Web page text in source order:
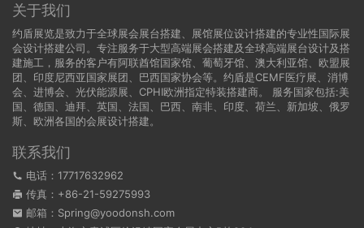
关于我们
约盾展览是致力于全球展会展台搭建、展馆展位设计搭建的专业性国际展
会设计搭建公司。专注服务于大型高端展会搭建及全球高端展台设计及搭
建施工，服务的客户有阿联酋馆国家馆、葡萄牙馆、澳大利亚馆、欧盟展
团、印度尼西亚国家展团、巴西国家协会等。约盾是CEMF医疗展、消博
会、进博会、光伏能源展、CPHI欧洲指定特装搭建商。 服务国家包括:美
国
德国 、迪拜、英国、法国、巴西、南非、印度、荷兰、新加坡、俄罗
斯、欧洲各国的会展设计搭建。
联系我们
电话：17717632962
传真：+86-21-59275993
邮箱：Spring@yoodonsh.com